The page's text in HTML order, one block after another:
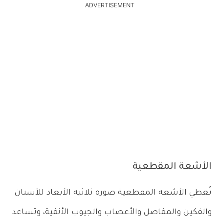
ADVERTISEMENT
الأشعة المقطعية
تُعطي الأشعة المقطعية صورة ثلاثية الأبعاد للأسنان
والفكين والمفاصل والأعصاب والجيوب الأنفية، وتساعد